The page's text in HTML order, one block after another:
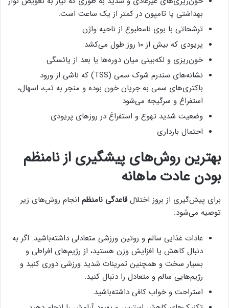
بهداشتی یا تامپون در کمتر از یک ساعت است.
ترشحاتی با بوی نامطبوع از ناحیه واژن
پریودی که بیش از ۱۰ روز طول می‌کشد
خون‌ریزی و لکه‌بینی میان دوره‌ها یا بعد از یائسگی
نشانه‌های سندرم شوک سمی (TSS) که ناشی از ورود
باکتری‌های سمی به جریان خون بوده و منجر به تب، اسهال،
استفراغ و سرگیجه می‌شود
وضعیت شدید تهوع و استفراغ در روزهای پریودی
احتمال بارداری
بهترین روش‌های پیشگیری از نامنظم
بودن عادت ماهانه
برای پیش‌گیری از بروز اختلالقاعدگی نامنظم انجام روش‌های زیر
توصیه می‌شود:
عادات غذایی سالم و روتین ورزشی متعادلی داشته‌باشید. اگر به
دنبال کاهش یا افزایش وزن هستید، از رژیم‌های افراطی و
بسیار سخت و همچنین تمرینات شدید ورزشی دوری کنید و
رژیم‌هایی سالم و متعادل را دنبال کنید.
استراحت و خواب کافی داشته‌باشید.